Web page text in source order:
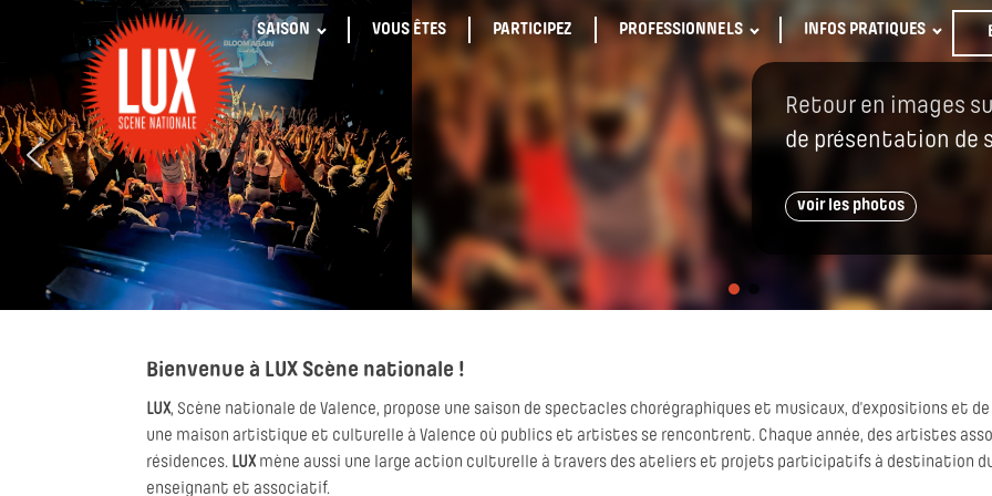
SAISON VOUS ÊTES PARTICIPEZ PROFESSIONNELS INFOS PRATIQUES
Retour en images
de présentation de
voir les photos
Bienvenue à LUX Scène nationale !
LUX, Scène nationale de Valence, propose une saison de spectacles chorégraphiques et musicaux, d’expositions et
une maison artistique et culturelle à Valence où publics et artistes se rencontrent. Chaque année, des artistes
résidences. LUX mène aussi une large action culturelle à travers des ateliers et projets participatifs à destination du
enseignant et associatif.